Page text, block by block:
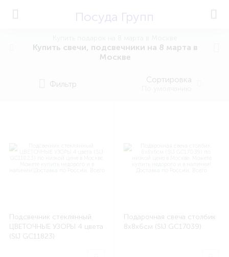
Посуда Групп
Купить свечи, подсвечники на 8 марта в
Москве
Фильтр Сортировка
Подсвечник стеклянный
ЦВЕТОЧНЫЕ УЗОРЫ 4 цвета
(SIJ GC11823)
Подарочная свеча столбик
8х8х6см (SIJ GC17039)